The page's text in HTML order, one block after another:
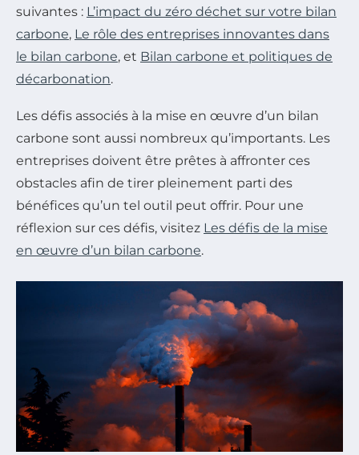
suivantes : L’impact du zéro déchet sur votre bilan
carbone, Le rôle des entreprises innovantes dans
le bilan carbone, et Bilan carbone et politiques de
décarbonation.
Les défis associés à la mise en œuvre d’un bilan
carbone sont aussi nombreux qu’importants. Les
entreprises doivent être prêtes à affronter ces
obstacles afin de tirer pleinement parti des
bénéfices qu’un tel outil peut offrir. Pour une
réflexion sur ces défis, visitez Les défis de la mise
en œuvre d’un bilan carbone.